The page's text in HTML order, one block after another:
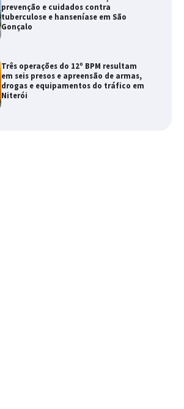
prevenção e cuidados contra
tuberculose e hanseníase em São
Gonçalo
Três operações do 12º BPM resultam
em seis presos e apreensão de armas,
drogas e equipamentos do tráfico em
Niterói